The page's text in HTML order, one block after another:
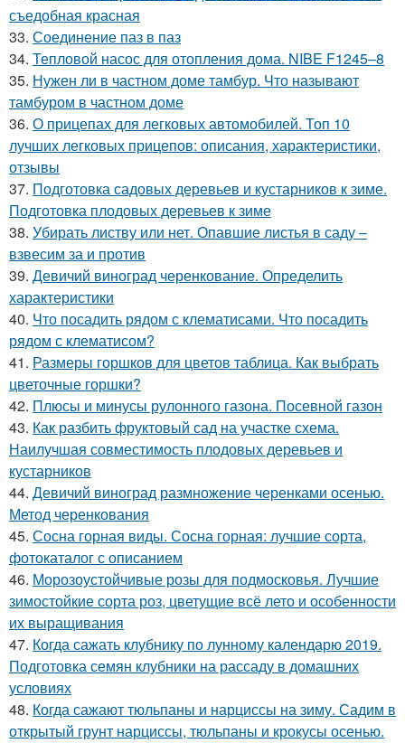
съедобная красная
33. Соединение паз в паз
34. Тепловой насос для отопления дома. NIBE F1245–8
35. Нужен ли в частном доме тамбур. Что называют
тамбуром в частном доме
36. О прицепах для легковых автомобилей. Топ 10
лучших легковых прицепов: описания, характеристики,
отзывы
37. Подготовка садовых деревьев и кустарников к зиме.
Подготовка плодовых деревьев к зиме
38. Убирать листву или нет. Опавшие листья в саду –
взвесим за и против
39. Девичий виноград черенкование. Определить
характеристики
40. Что посадить рядом с клематисами. Что посадить
рядом с клематисом?
41. Размеры горшков для цветов таблица. Как выбрать
цветочные горшки?
42. Плюсы и минусы рулонного газона. Посевной газон
43. Как разбить фруктовый сад на участке схема.
Наилучшая совместимость плодовых деревьев и
кустарников
44. Девичий виноград размножение черенками осенью.
Метод черенкования
45. Сосна горная виды. Сосна горная: лучшие сорта,
фотокаталог с описанием
46. Морозоустойчивые розы для подмосковья. Лучшие
зимостойкие сорта роз, цветущие всё лето и особенности
их выращивания
47. Когда сажать клубнику по лунному календарю 2019.
Подготовка семян клубники на рассаду в домашних
условиях
48. Когда сажают тюльпаны и нарциссы на зиму. Садим в
открытый грунт нарциссы, тюльпаны и крокусы осенью.